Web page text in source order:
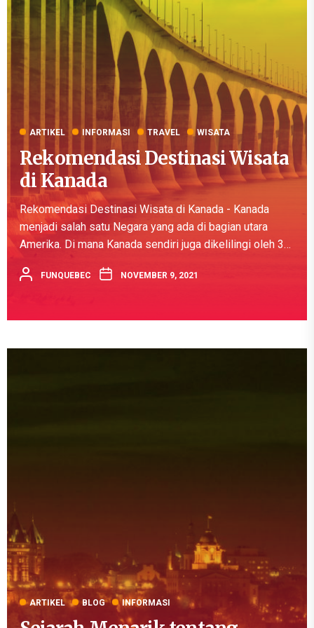
ARTIKEL INFORMASI TRAVEL WISATA
Rekomendasi Destinasi Wisata
di Kanada
Rekomendasi Destinasi Wisata di Kanada - Kanada
menjadi salah satu Negara yang ada di bagian utara
Amerika. Di mana Kanada sendiri juga dikelilingi oleh 3
bagian barat ada Samudera...
FUNQUEBEC NOVEMBER 9, 2021
ARTIKEL BLOG INFORMASI